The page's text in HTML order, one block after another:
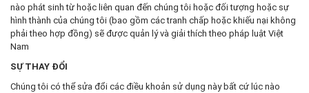
nào phát sinh từ hoặc liên quan đến chúng tôi hoặc đối tượng hoặc sự
hình thành của chúng tôi (bao gồm các tranh chấp hoặc khiếu nại không
phải theo hợp đồng) sẽ được quản lý và giải thích theo pháp luật Việt
Nam
SỰ THAY ĐỔI
Chúng tôi có thể sửa đổi các điều khoản sử dụng này bất cứ lúc nào